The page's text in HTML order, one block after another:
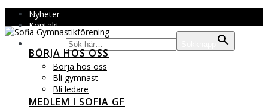
Hoppa
till
innehåll
Nyheter
Kontakt
BÖRJA HOS OSS
Börja hos oss
Bli gymnast
Bli ledare
MEDLEM I SOFIA GF